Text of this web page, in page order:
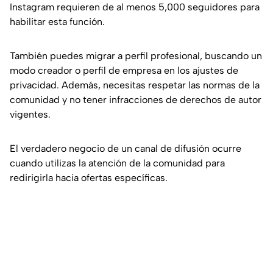
Instagram requieren de al menos 5,000 seguidores para
habilitar esta función.
También puedes migrar a perfil profesional, buscando un
modo creador o perfil de empresa en los ajustes de
privacidad. Además, necesitas respetar las normas de la
comunidad y no tener infracciones de derechos de autor
vigentes.
El verdadero negocio de un canal de difusión ocurre
cuando utilizas la atención de la comunidad para
redirigirla hacia ofertas específicas.